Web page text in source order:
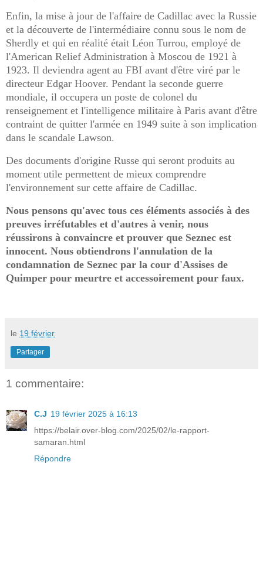
Enfin, la mise à jour de l'affaire de Cadillac avec la Russie
et la découverte de l'intermédiaire connu sous le nom de
Sherdly et qui en réalité était Léon Turrou, employé de
l'American Relief Administration à Moscou de 1921 à
1923. Il deviendra agent au FBI avant d'être viré par le
directeur Edgar Hoover. Pendant la seconde guerre
mondiale, il occupera un poste de colonel du
renseignement et l'intelligence militaire à Paris avant d'être
contraint de quitter l'armée en 1949 suite à son implication
dans le scandale Lawson.
Des documents d'origine Russe qui seront produits au
moment utile permettent de mieux comprendre
l'environnement sur cette affaire de Cadillac.
Nous pensons qu'avec tous ces éléments associés à des
preuves irréfutables et d'autres à venir, nous
réussirons à convaincre et prouver que Seznec est
innocent. Nous obtiendrons l'annulation de la
condamnation de Seznec par la cour d'Assises de
Quimper pour meurtre et accessoirement pour faux.
le 19 février
Partager
1 commentaire:
C.J 19 février 2025 à 16:13
https://belair.over-blog.com/2025/02/le-rapport-
samaran.html
Répondre